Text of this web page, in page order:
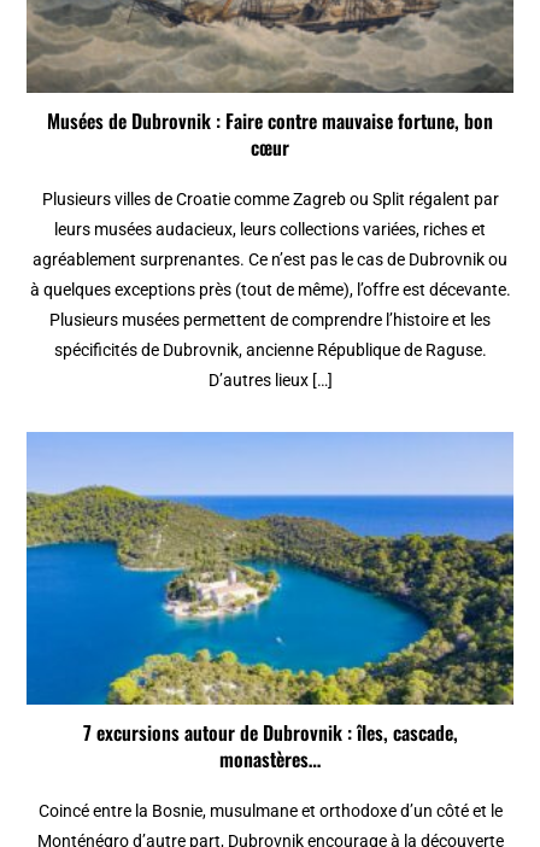
Musées de Dubrovnik : Faire contre mauvaise fortune, bon
cœur
Plusieurs villes de Croatie comme Zagreb ou Split régalent par
leurs musées audacieux, leurs collections variées, riches et
agréablement surprenantes. Ce n’est pas le cas de Dubrovnik ou
à quelques exceptions près (tout de même), l’offre est décevante.
Plusieurs musées permettent de comprendre l’histoire et les
spécificités de Dubrovnik, ancienne République de Raguse.
D’autres lieux […]
7 excursions autour de Dubrovnik : îles, cascade,
monastères…
Coincé entre la Bosnie, musulmane et orthodoxe d’un côté et le
Monténégro d’autre part, Dubrovnik encourage à la découverte